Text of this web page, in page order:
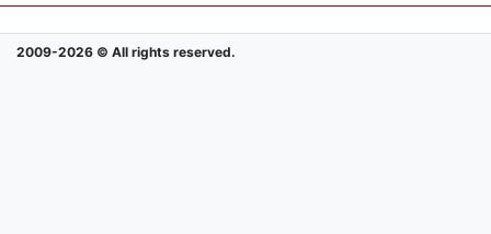
2009-2026 © All rights reserved.